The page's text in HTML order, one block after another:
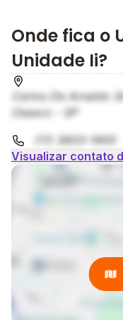
Onde fica o
Unidade Ii?
Carlos De Arnaldo
Osasco - SP
(11) 3603-1900
Visualizar contato